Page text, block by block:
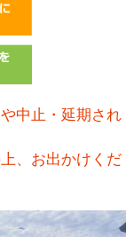
中止・延期され
、お出かけくだ